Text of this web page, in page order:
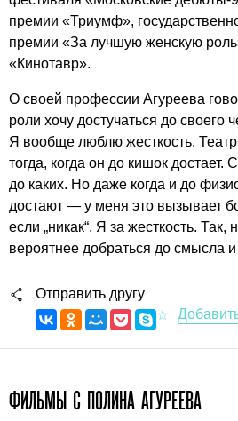
премии «Триумф»,
премии «За лучшую женскую
«Кинотавр».
О своей профессии Агуреева
роли хочу достучаться до своего
Я вообще люблю жесткость.
тогда, когда он до кишок достает.
до каких. Но даже когда и до
достают — у меня это вызывает
если „никак“. Я за жесткость. Так,
вероятнее добраться до смысла и
Отправить другу
ФИЛЬМЫ С ПОЛИНА АГУРЕЕВА